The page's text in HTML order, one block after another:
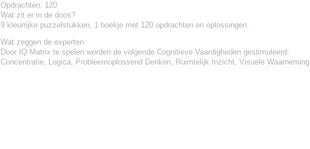
Opdrachten: 120
Wat zit er in de doos?
9 kleurrijke puzzelstukken, 1 boekje met 120 opdrachten en oplossingen.
Wat zeggen de experten
Door IQ Matrix te spelen worden de volgende Cognitieve Vaardigheden gestimuleerd:
Concentratie, Logica, Probleemoplossend Denken, Ruimtelijk Inzicht, Visuele Waarneming